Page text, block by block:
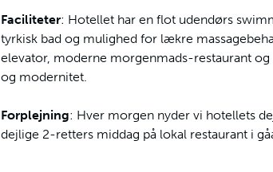
Faciliteter: Hotellet har en flot udendørs
tyrkisk bad og mulighed for lækre
elevator, moderne morgenmads-restaurant
og modernitet.
Forplejning: Hver morgen nyder vi hotellets
dejlige 2-retters middag på lokal restaurant i